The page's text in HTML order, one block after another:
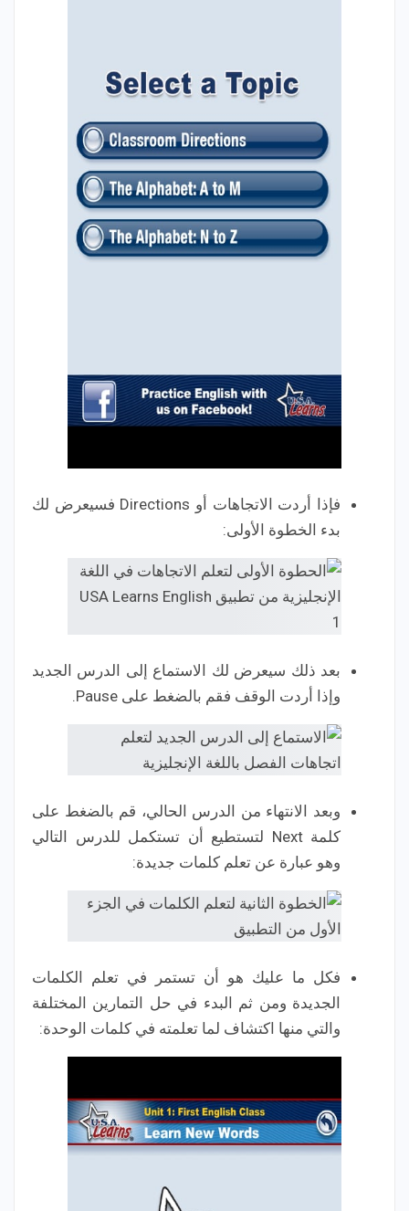
فإذا أردت الاتجاهات أو Directions فسيعرض لك
بدء الخطوة الأولى:
بعد ذلك سيعرض لك الاستماع إلى الدرس الجديد
وإذا أردت الوقف فقم بالضغط على Pause.
وبعد الانتهاء من الدرس الحالي، قم بالضغط على
كلمة Next لتستطيع أن تستكمل للدرس التالي
وهو عبارة عن تعلم كلمات جديدة:
فكل ما عليك هو أن تستمر في تعلم الكلمات
الجديدة ومن ثم البدء في حل التمارين المختلفة
والتي منها اكتشاف لما تعلمته في كلمات الوحدة: